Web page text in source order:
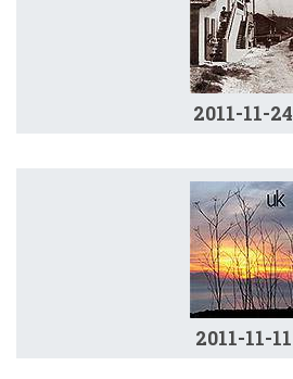
2011-11-24
2011-11-11